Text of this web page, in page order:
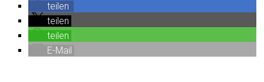
teilen
teilen
teilen
E-Mail